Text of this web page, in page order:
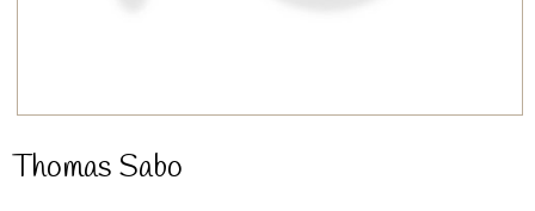
Thomas Sabo